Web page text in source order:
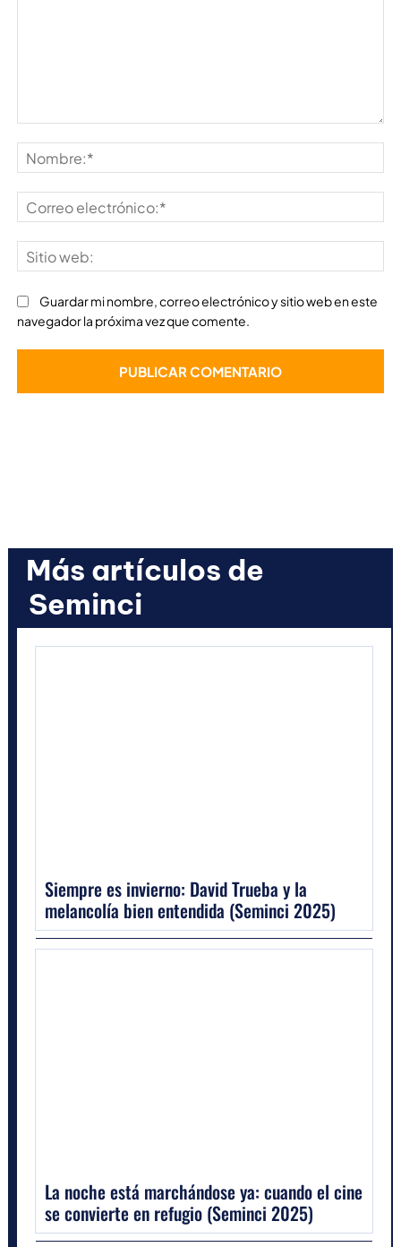
Guardar mi nombre, correo electrónico y sitio web en este
navegador la próxima vez que comente.
Más artículos de
Seminci
Siempre es invierno: David Trueba y la
melancolía bien entendida (Seminci 2025)
La noche está marchándose ya: cuando el cine
se convierte en refugio (Seminci 2025)